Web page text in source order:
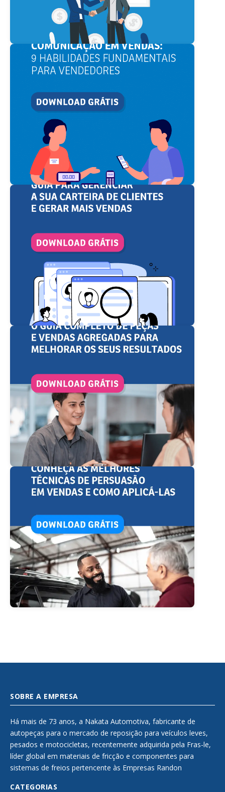
SOBRE A EMPRESA
Há mais de 73 anos, a Nakata Automotiva, fabricante de
autopeças para o mercado de reposição para veículos leves,
pesados e motocicletas, recentemente adquirida pela Fras-le,
líder global em materiais de fricção e componentes para
sistemas de freios pertencente às Empresas Randon
CATEGORIAS